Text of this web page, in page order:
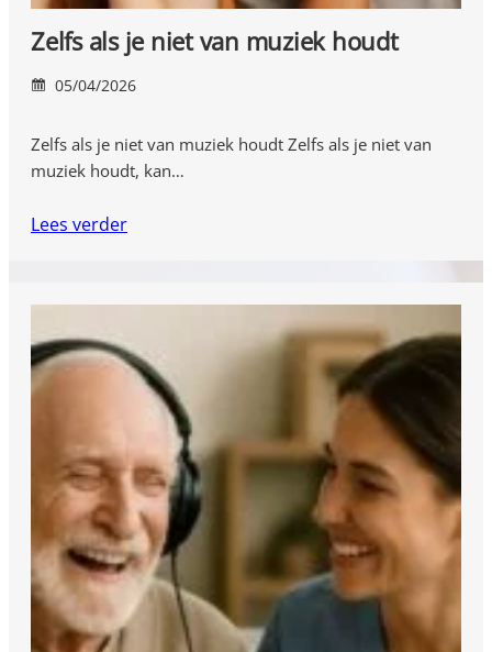
Zelfs als je niet van muziek houdt
05/04/2026
Zelfs als je niet van muziek houdt Zelfs als je niet van
muziek houdt, kan…
Lees verder